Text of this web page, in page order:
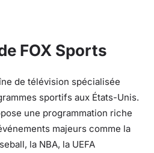
FOX Sports
de télévision spécialisée
sportifs aux États-Unis.
une programmation riche
majeurs comme la
la NBA, la UEFA